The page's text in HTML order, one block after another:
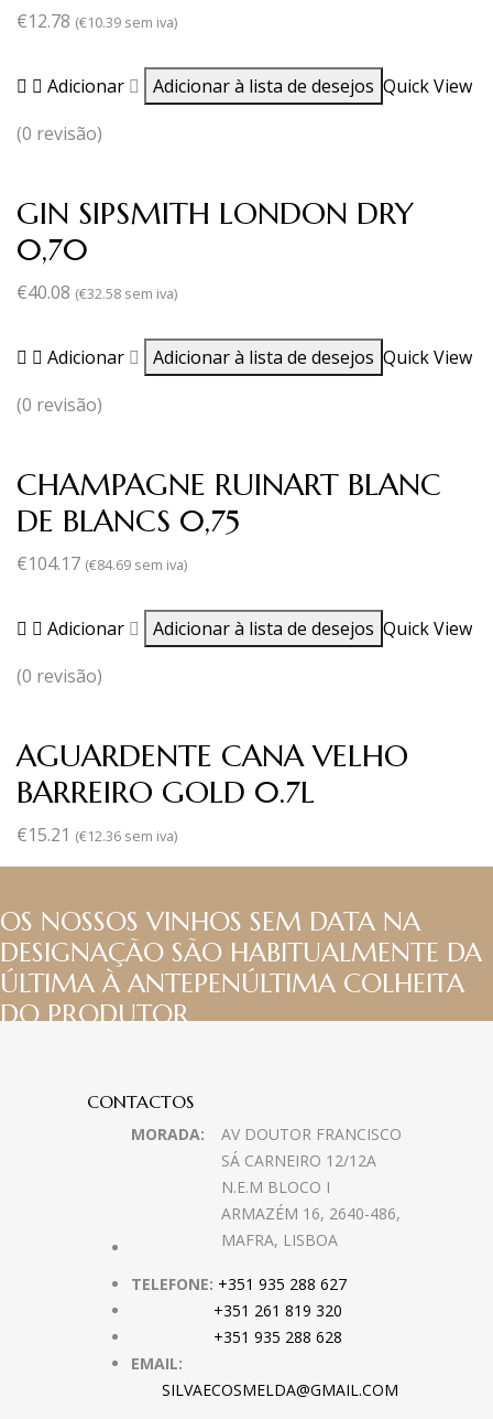
€12.78 (€10.39 sem iva)
Adicionar Adicionar à lista de desejos Quick View
(0 revisão)
GIN SIPSMITH LONDON DRY
0,70
€40.08 (€32.58 sem iva)
Adicionar Adicionar à lista de desejos Quick View
(0 revisão)
CHAMPAGNE RUINART BLANC
DE BLANCS 0,75
€104.17 (€84.69 sem iva)
Adicionar Adicionar à lista de desejos Quick View
(0 revisão)
AGUARDENTE CANA VELHO
BARREIRO GOLD 0.7L
€15.21 (€12.36 sem iva)
OS NOSSOS VINHOS SEM DATA NA
DESIGNAÇÃO SÃO HABITUALMENTE DA
ÚLTIMA À ANTEPENÚLTIMA COLHEITA
DO PRODUTOR
CONTACTOS
MORADA:
AV DOUTOR FRANCISCO
SÁ CARNEIRO 12/12A
N.E.M BLOCO I
ARMAZÉM 16, 2640-486,
MAFRA, LISBOA
TELEFONE: +351 935 288 627
+351 261 819 320
+351 935 288 628
EMAIL:
SILVAECOSMELDA@GMAIL.COM